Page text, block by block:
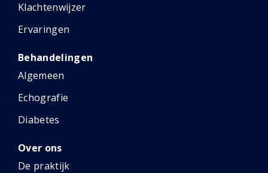
Klachtenwijzer
Ervaringen
Behandelingen
Algemeen
Echografie
Diabetes
Over ons
De praktijk